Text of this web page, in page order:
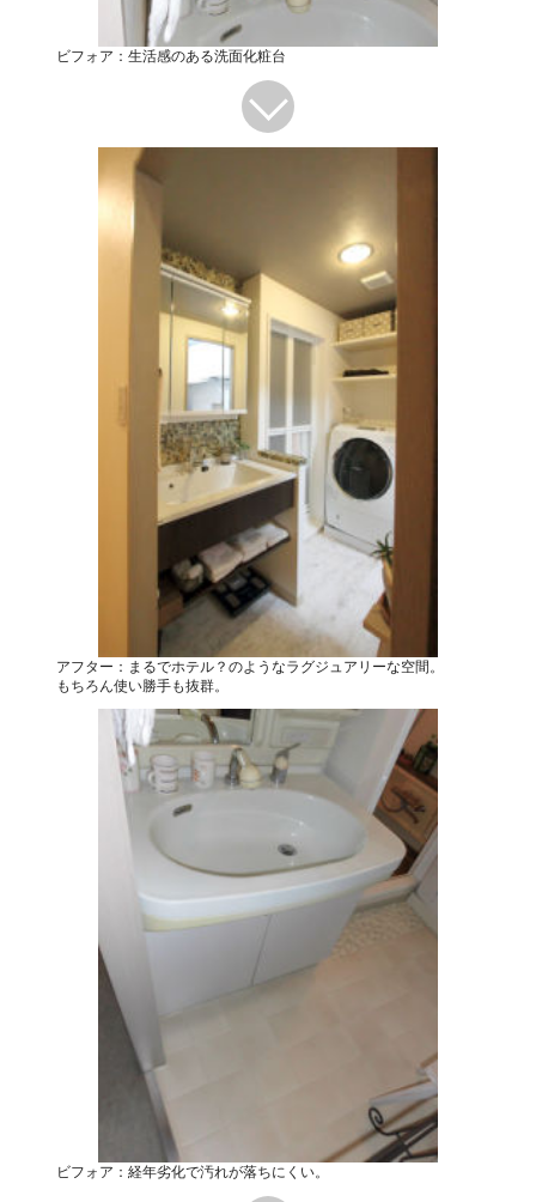
ビフォア：生活感のある洗面化粧台
アフター：まるでホテル？のようなラグジュアリーな空間。
もちろん使い勝手も抜群。
ビフォア：経年劣化で汚れが落ちにくい。